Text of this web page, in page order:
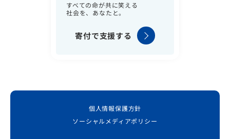
すべての命が共に笑える
社会を、あなたと。
寄付で支援する
個人情報保護方針
ソーシャルメディアポリシー